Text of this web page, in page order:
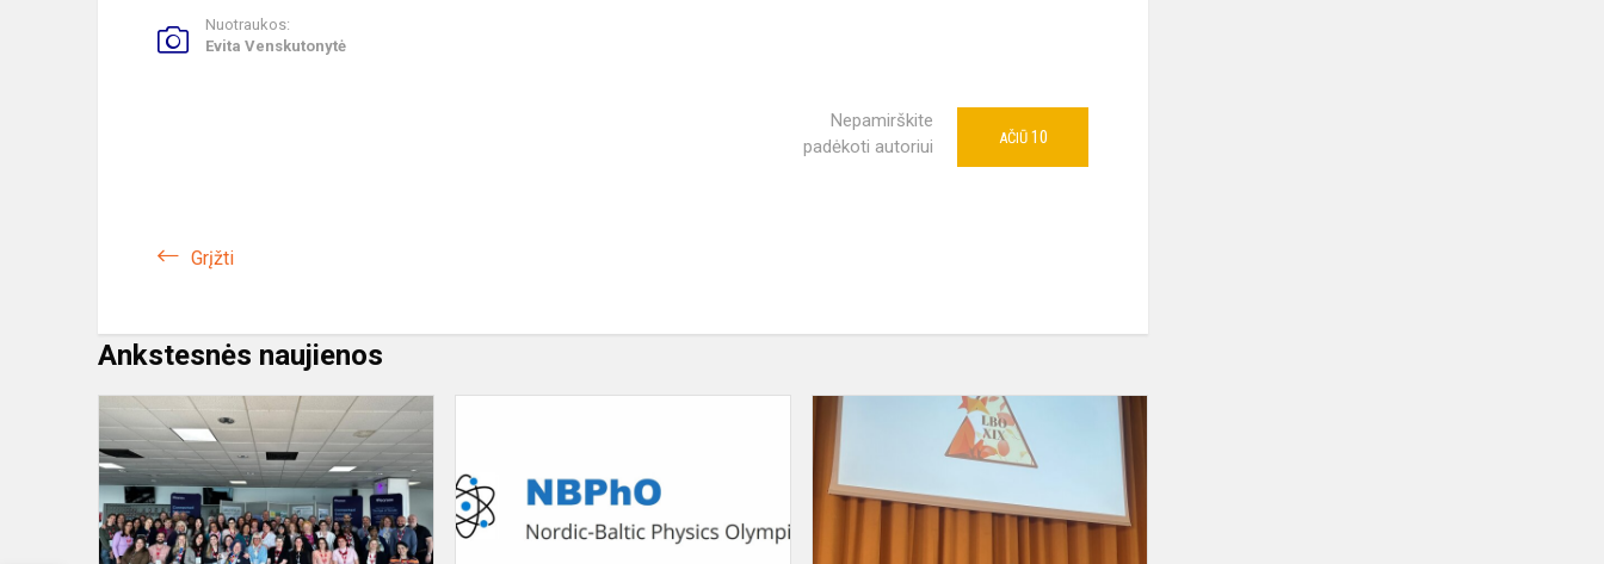
Nuotraukos:
Evita Venskutonytė
Nepamirškite
padėkoti autoriui
AČIŪ 10
Grįžti
Ankstesnės naujienos
mokinių
-
tarptautinėje
konferencijoje
Tarptautinė
patirtis
Taline:
Trakų
gimnazistai